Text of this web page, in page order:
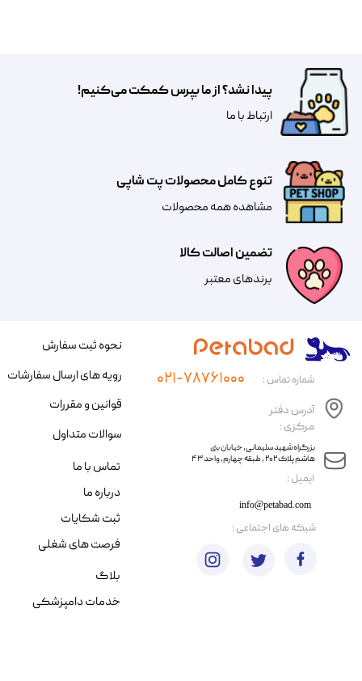
تضمین اصالت کالا
​​برندهای معتبر​​​​​​​
تنوع کامل محصولات پت شاپی
مشاهده همه محصولات
پیدا نشد؟ از ما بپرس کمکت می‌کنیم!
​​​ارتباط با ما
​ایمیل :
آدرس دفتر
مرکزی :
info@petabad.com
​​بزرگراه شهید سلیمانی، خیابان بنی
هاشم پلاک ۲۰۲ ، طبقه چهارم، واحد ۴۳
شماره تماس : ۰۲۱-۷۸۷۶۱۰۰۰
نحوه ثبت سفارش
رویه های ارسال سفارشات
قوانین و مقررات
سوالات متداول
تماس با ما
درباره ما
ثبت شکایات
فرصت های شغلی
​شبکه های اجتماعی :
بلاگ
خدمات دامپزشکی